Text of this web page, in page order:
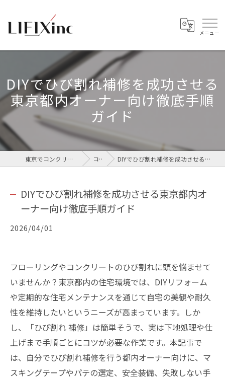
DIYでひび割れ補修を成功させる
東京都内オーナー向け徹底手順
ガイド
東京でコンクリートなら株式会社LIFIX コラム DIYでひび割れ補修を成功させる東京都内オーナー向け徹底手順ガイド
DIYでひび割れ補修を成功させる東京都内オ
ーナー向け徹底手順ガイド
2026/04/01
フローリングやコンクリートのひび割れに頭を悩ませて
いませんか？東京都内の住宅環境では、DIYリフォーム
や定期的な住宅メンテナンスを通じて自宅の美観や耐久
性を維持したいというニーズが高まっています。しか
し、「ひび割れ 補修」は簡単そうで、実は下地処理や仕
上げまで手順ごとにコツが必要な作業です。本記事で
は、自分でひび割れ補修を行う都内オーナー向けに、マ
スキングテープやパテの選定、安全装備、失敗しない手